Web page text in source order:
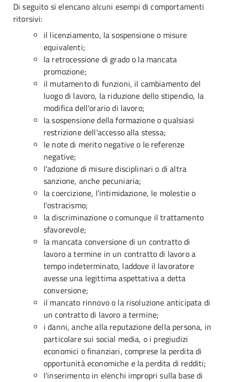
Di seguito si elencano alcuni esempi di comportamenti
ritorsivi:
il licenziamento, la sospensione o misure
equivalenti;
la retrocessione di grado o la mancata
promozione;
il mutamento di funzioni, il cambiamento del
luogo di lavoro, la riduzione dello stipendio, la
modifica dell'orario di lavoro;
la sospensione della formazione o qualsiasi
restrizione dell'accesso alla stessa;
le note di merito negative o le referenze
negative;
l'adozione di misure disciplinari o di altra
sanzione, anche pecuniaria;
la coercizione, l'intimidazione, le molestie o
l'ostracismo;
la discriminazione o comunque il trattamento
sfavorevole;
la mancata conversione di un contratto di
lavoro a termine in un contratto di lavoro a
tempo indeterminato, laddove il lavoratore
avesse una legittima aspettativa a detta
conversione;
il mancato rinnovo o la risoluzione anticipata di
un contratto di lavoro a termine;
i danni, anche alla reputazione della persona, in
particolare sui social media, o i pregiudizi
economici o finanziari, comprese la perdita di
opportunità economiche e la perdita di redditi;
l'inserimento in elenchi impropri sulla base di